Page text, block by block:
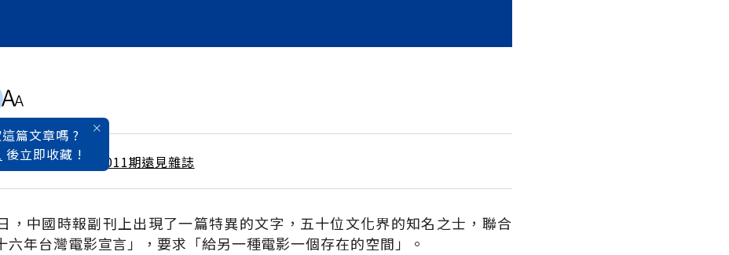
篇文章嗎 ?
後立即收藏 !
/ 5月號雜誌 第011期遠見雜誌
，中國時報副刊上出現了一篇特異的文字，五十位文化界的知名之士，聯合
六年台灣電影宣言」，要求「給另一種電影一個存在的空間」。